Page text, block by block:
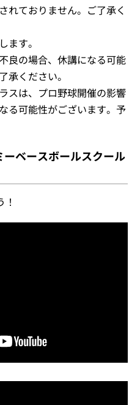
れておりません。ご了承く
ます。
良の場合、休講になる可能
承ください。
スは、プロ野球開催の影響
る可能性がございます。予
ベースボールスクール